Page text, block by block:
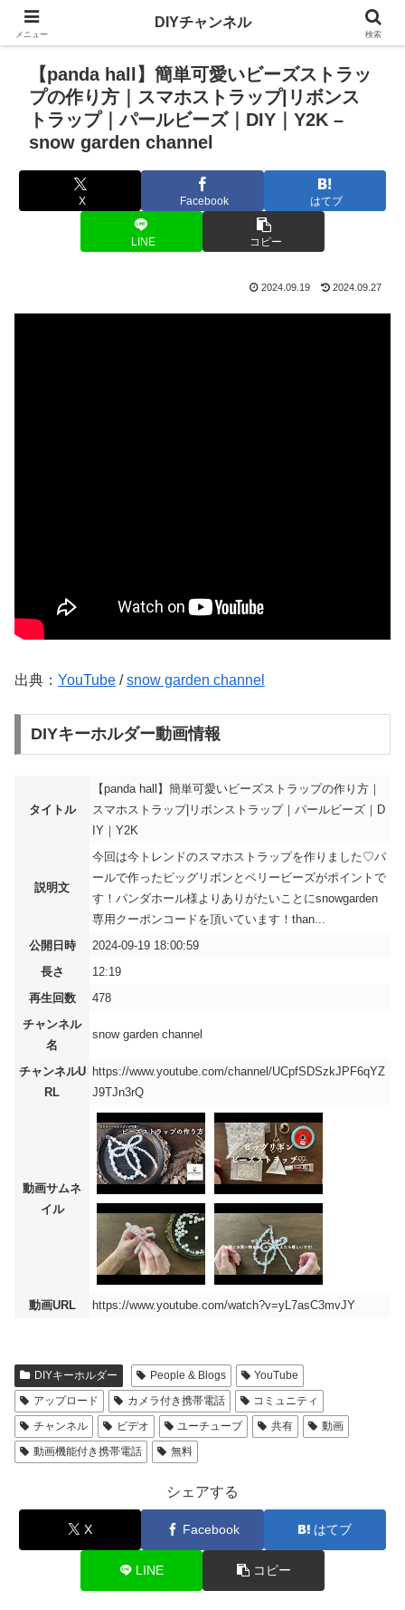
【panda hall】簡単可愛いビーズストラッ
プの作り方｜スマホストラップ|リボンス
トラップ｜パールビーズ｜DIY｜Y2K –
snow garden channel
X Facebook はてブ
LINE コピー
2024.09.19 2024.09.27
出典： YouTube /snow garden channel
DIYキーホルダー動画情報
タイトル
【panda hall】簡単可愛いビーズストラップの作り方｜
スマホストラップ|リボンストラップ｜パールビーズ｜D
IY｜Y2K
説明文
今回は今トレンドのスマホストラップを作りました♡パ
ールで作ったビッグリボンとベリービーズがポイントで
す！パンダホール様よりありがたいことにsnowgarden
専用クーポンコードを頂いています！than...
公開日時
2024-09-19 18:00:59
長さ
12:19
再生回数
478
チャンネル
名
snow garden channel
チャンネルU
RL
https://www.youtube.com/channel/UCpfSDSzkJPF6qYZ
J9TJn3rQ
動画サムネ
イル
動画URL https://www.youtube.com/watch?v=yL7asC3mvJY
DIYキーホルダー People & Blogs
YouTube
アップロード
カメラ付き携帯電話
コミュニティ
チャンネル
ビデオ ユーチューブ 共有
動画
動画機能付き携帯電話
無料
シェアする
X Facebook はてブ
LINE コピー
メニュー
DIYチャンネル
検索